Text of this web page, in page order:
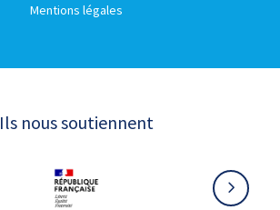
Mentions légales
Ils nous soutiennent